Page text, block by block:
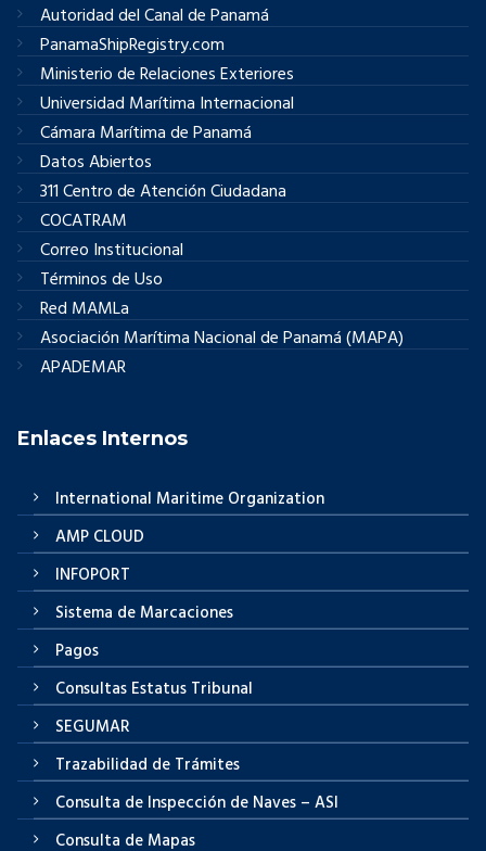
Autoridad del Canal de Panamá
PanamaShipRegistry.com
Ministerio de Relaciones Exteriores
Universidad Marítima Internacional
Cámara Marítima de Panamá
Datos Abiertos
311 Centro de Atención Ciudadana
COCATRAM
Correo Institucional
Términos de Uso
Red MAMLa
Asociación Marítima Nacional de Panamá (MAPA)
APADEMAR
Enlaces Internos
International Maritime Organization
AMP CLOUD
INFOPORT
Sistema de Marcaciones
Pagos
Consultas Estatus Tribunal
SEGUMAR
Trazabilidad de Trámites
Consulta de Inspección de Naves – ASI
Consulta de Mapas